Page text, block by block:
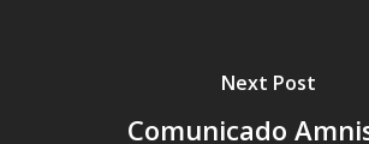
Next Post
Comunicado